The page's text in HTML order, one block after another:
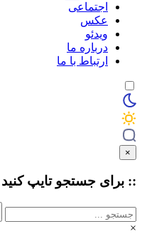
اجتماعی
عکس
ویدئو
درباره ما
ارتباط با ما
×
:: برای جستجو تایپ
×